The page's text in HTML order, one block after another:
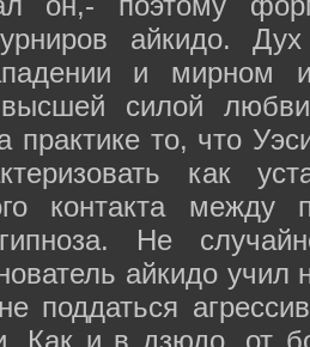
айкидо.
и мирном
высшей силой
практике то, что
как
контакта между
Не
айкидо учил
поддаться
Как и в дзюдо, от